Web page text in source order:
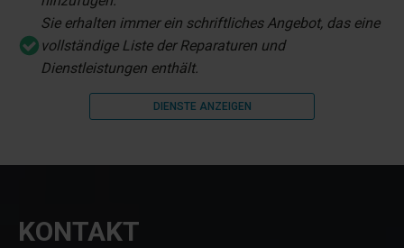
Sie erhalten immer ein schriftliches Angebot, das eine
vollständige Liste der Reparaturen und
Dienstleistungen enthält.
DIENSTE ANZEIGEN
KONTAKT